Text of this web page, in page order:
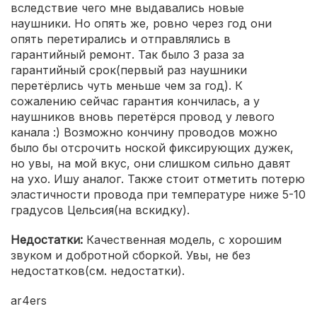
вследствие чего мне выдавались новые
наушники. Но опять же, ровно через год они
опять перетирались и отправлялись в
гарантийный ремонт. Так было 3 раза за
гарантийный срок(первый раз наушники
перетёрлись чуть меньше чем за год). К
сожалению сейчас гарантия кончилась, а у
наушников вновь перетёрся провод у левого
канала :) Возможно кончину проводов можно
было бы отсрочить ноской фиксирующих дужек,
но увы, на мой вкус, они слишком сильно давят
на ухо. Ишу аналог. Также стоит отметить потерю
эластичности провода при температуре ниже 5-10
градусов Цельсия(на вскидку).
Недостатки: Качественная модель, с хорошим
звуком и добротной сборкой. Увы, не без
недостатков(см. недостатки).
ar4ers